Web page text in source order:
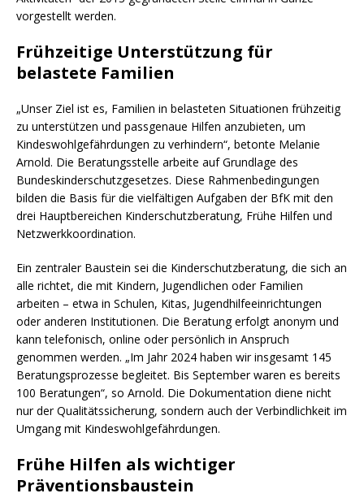
vorgestellt werden.
Frühzeitige Unterstützung für
belastete Familien
„Unser Ziel ist es, Familien in belasteten Situationen frühzeitig
zu unterstützen und passgenaue Hilfen anzubieten, um
Kindeswohlgefährdungen zu verhindern“, betonte Melanie
Arnold. Die Beratungsstelle arbeite auf Grundlage des
Bundeskinderschutzgesetzes. Diese Rahmenbedingungen
bilden die Basis für die vielfältigen Aufgaben der BfK mit den
drei Hauptbereichen Kinderschutzberatung, Frühe Hilfen und
Netzwerkkoordination.
Ein zentraler Baustein sei die Kinderschutzberatung, die sich an
alle richtet, die mit Kindern, Jugendlichen oder Familien
arbeiten – etwa in Schulen, Kitas, Jugendhilfeeinrichtungen
oder anderen Institutionen. Die Beratung erfolgt anonym und
kann telefonisch, online oder persönlich in Anspruch
genommen werden. „Im Jahr 2024 haben wir insgesamt 145
Beratungsprozesse begleitet. Bis September waren es bereits
100 Beratungen“, so Arnold. Die Dokumentation diene nicht
nur der Qualitätssicherung, sondern auch der Verbindlichkeit im
Umgang mit Kindeswohlgefährdungen.
Frühe Hilfen als wichtiger
Präventionsbaustein